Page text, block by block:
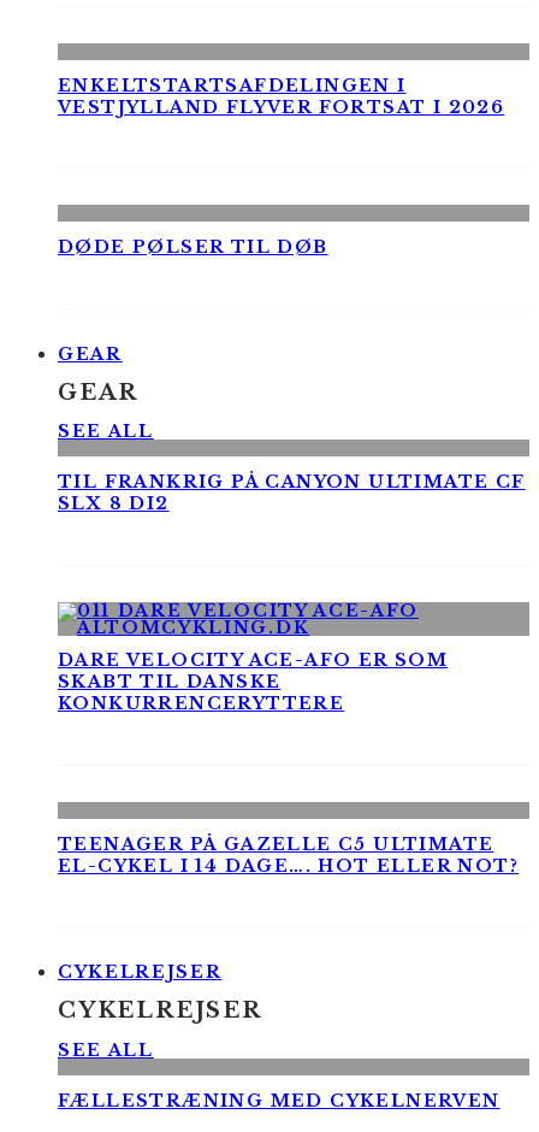
ENKELTSTARTSAFDELINGEN I
VESTJYLLAND FLYVER FORTSAT I 2026
DØDE PØLSER TIL DØB
GEAR
GEAR
SEE ALL
TIL FRANKRIG PÅ CANYON ULTIMATE CF
SLX 8 DI2
DARE VELOCITY ACE-AFO ER SOM
SKABT TIL DANSKE
KONKURRENCERYTTERE
TEENAGER PÅ GAZELLE C5 ULTIMATE
EL-CYKEL I 14 DAGE…. HOT ELLER NOT?
CYKELREJSER
CYKELREJSER
SEE ALL
FÆLLESTRÆNING MED CYKELNERVEN